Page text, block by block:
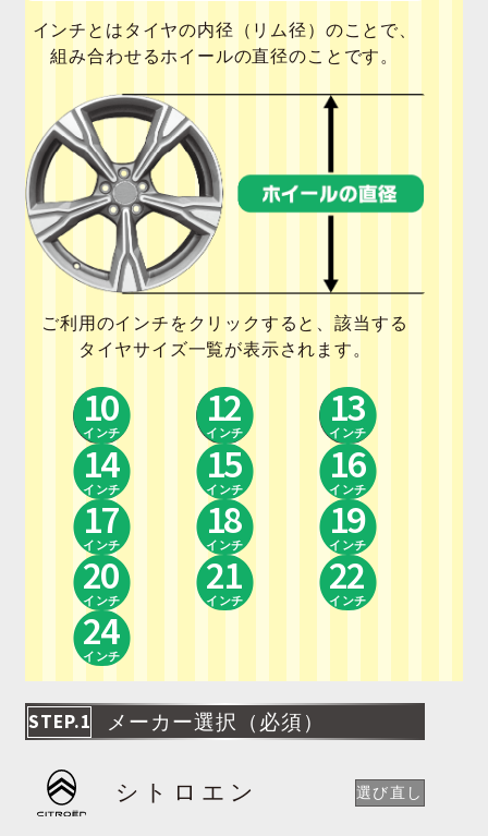
展
採用情報
インチとはタイヤの内径（リム径）のことで、
組み合わせるホイールの直径のことです。
ご利用のインチをクリックすると、該当する
タイヤサイズ一覧が表示されます。
10
インチ
12
インチ
13
インチ
14
インチ
15
インチ
16
インチ
17
インチ
18
インチ
19
インチ
20
インチ
21
インチ
22
インチ
24
インチ
STEP.1 メーカー選択（必須）
シトロエン 選び直し